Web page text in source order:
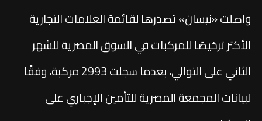
واصلت «نيسان» تصدرها لقائمة العلامات التجارية
الأكثر ترخيصًا للمركبات في السوق المصرية للشهر
الثاني على التوالي، بعدما سجلت 2993 مركبة، وفقًا
لبيانات المجمعة المصرية للتأمين الإجباري على